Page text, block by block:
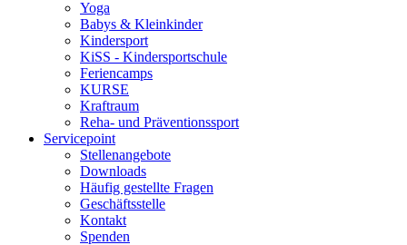
Yoga
Babys & Kleinkinder
Kindersport
KiSS - Kindersportschule
Feriencamps
KURSE
Kraftraum
Reha- und Präventionssport
Servicepoint
Stellenangebote
Downloads
Häufig gestellte Fragen
Geschäftsstelle
Kontakt
Spenden